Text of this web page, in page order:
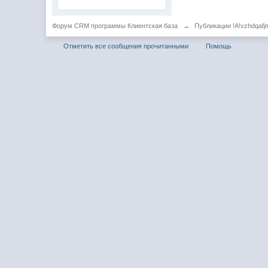
Форум CRM программы Клиентская база → Публикации
Отметить все сообщения прочитанными Помощь